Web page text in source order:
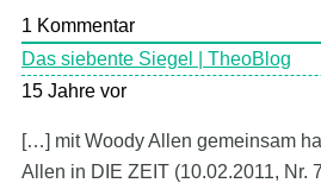
1 Kommentar
Das siebente Siegel | TheoBlog
15 Jahre vor
[…] mit Woody Allen gemeinsam
Allen in DIE ZEIT (10.02.2011, Nr.